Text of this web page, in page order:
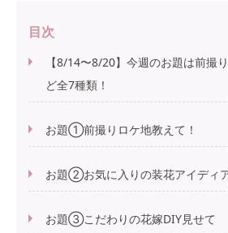
目次
【8/14〜8/20】今週のお題は前撮
ど全7種類！
お題①前撮りロケ地教えて！
お題②お気に入りの装花アイディ
お題③こだわりの花嫁DIY見せて